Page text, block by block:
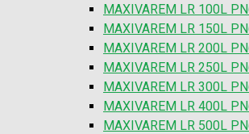
MAXIVAREM LR 100L
MAXIVAREM LR 150L
MAXIVAREM LR 200L
MAXIVAREM LR 250L
MAXIVAREM LR 300L
MAXIVAREM LR 400L
MAXIVAREM LR 500L